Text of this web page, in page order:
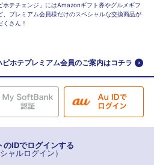
ホテチェンジ」にはAmazonギフト券やグルメギフ
、プレミアム会員様だけのスペシャルな交換商品が
くさん！
ピホテプレミアム会員のご案内はコチラ
のIDでログインする
シャルログイン）